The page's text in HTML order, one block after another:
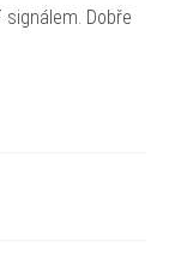
signálem. Dobře